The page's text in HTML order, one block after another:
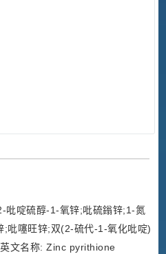
吡啶硫醇-1-氧锌;吡硫鎓锌;1-氮
;吡噻旺锌;双(2-硫代-1-氧化吡啶)
文名称: Zinc pyrithione